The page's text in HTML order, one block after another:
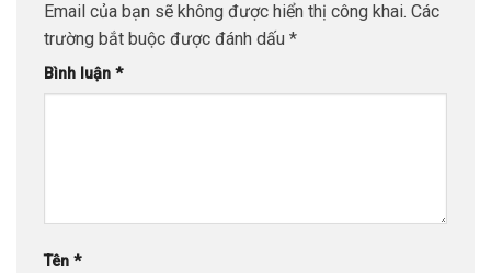
Email của bạn sẽ không được hiển thị công khai. Các
trường bắt buộc được đánh dấu *
Bình luận *
Tên *